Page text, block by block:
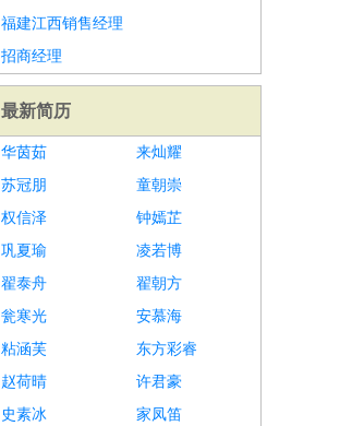
福建江西销售经理
招商经理
最新简历
华茵茹
来灿耀
苏冠朋
童朝崇
权信泽
钟嫣芷
巩夏瑜
凌若博
翟泰舟
翟朝方
瓮寒光
安慕海
粘涵芙
东方彩睿
赵荷晴
许君豪
史素冰
家凤笛